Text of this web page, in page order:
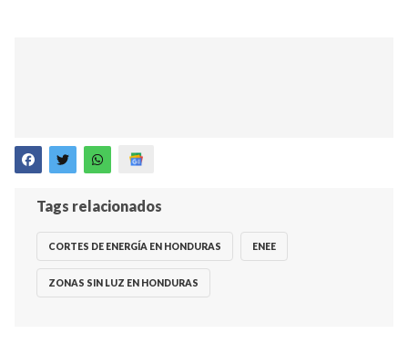
Tags relacionados
CORTES DE ENERGÍA EN HONDURAS ENEE
ZONAS SIN LUZ EN HONDURAS